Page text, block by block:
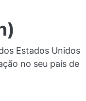
Estados Unidos
no seu país de